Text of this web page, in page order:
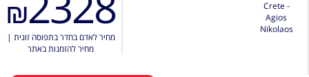
Crete -
Agios
Nikolaos
₪
מחיר לאדם בחדר בתפוסה זוגית |
מחיר להזמנות באתר